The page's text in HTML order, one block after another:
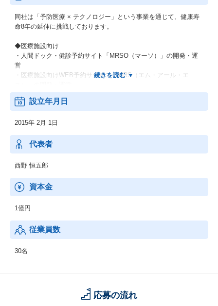
同社は「予防医療 × テクノロジー」という事業を通じて、健康寿
命8年の延伸に挑戦しております。
◆医療施設向け
・人間ドック・健診予約サイト「MRSO（マーソ）」の開発・運
営
・医療施設向けWEB予約サービス「MRS（エム・アール・エ
◆自治体向け
・新型コロナワクチンWEB予約サービス「MRSOワクチン」の開
発・運営
・地方自治体の業務に特化した行政DXサービス「MRSOフォーム/
MRSOご予約」の開発・運営
設立年月日
2015年 2月 1日
代表者
西野 恒五郎
資本金
1億円
従業員数
30名
応募の流れ